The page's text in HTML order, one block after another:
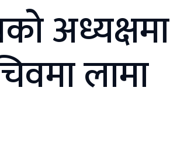
अध्यक्षमा
लामा